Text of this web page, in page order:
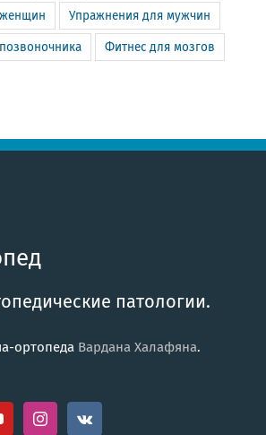
Упражнения для мужчин
Фитнес для мозгов
патологии.
ортопеда Вардана Халафяна.